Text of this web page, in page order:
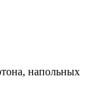
напольных